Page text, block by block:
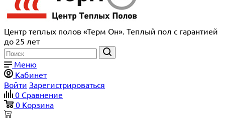
Центр теплых полов «Терм Он». Теплый пол с гарантией
до 25 лет
Меню
Кабинет
Войти Зарегистрироваться
0 Сравнение
0 Корзина